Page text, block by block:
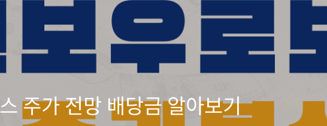
주가 전망 배당금 알아보기